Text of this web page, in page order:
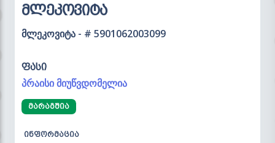
მლეკოვიტა
მლეკოვიტა - # 5901062003099
ფასი
პრაისი მიუწვდომელია
ᲛᲐᲠᲐᲒᲨᲘᲐ
ინფორმაცია